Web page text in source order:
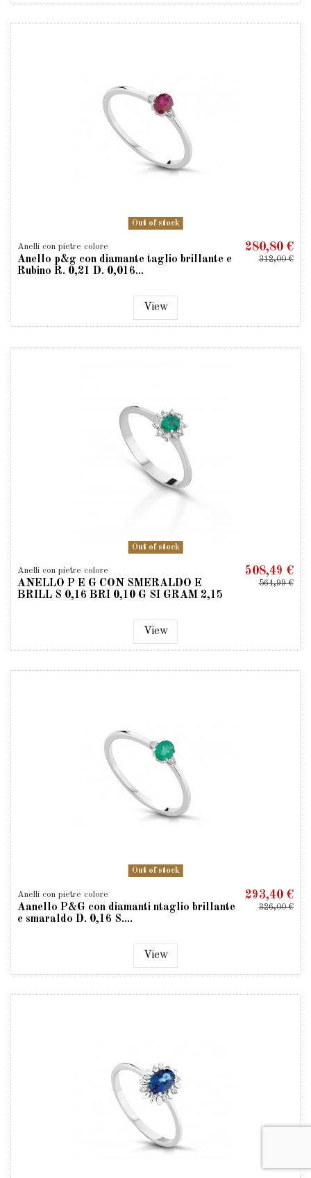
Out of stock
Anelli con pietre colore
Anello p&g con diamante taglio brillante e
Rubino R. 0,21 D. 0,016...
280,80 €
312,00 €
View
Out of stock
Anelli con pietre colore
ANELLO P E G CON SMERALDO E
BRILL S 0,16 BRI 0,10 G SI GRAM 2,15
508,49 €
564,99 €
View
Out of stock
Anelli con pietre colore
Aanello P&G con diamanti ntaglio brillante
e smaraldo D. 0,16 S....
293,40 €
326,00 €
View